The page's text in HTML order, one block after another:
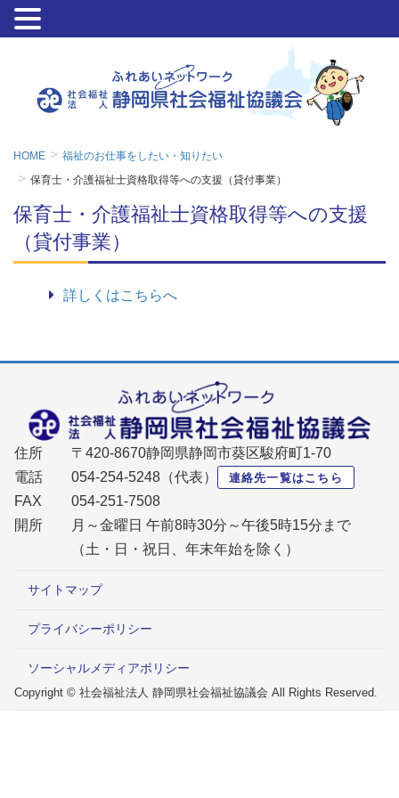
HOME
福祉のお仕事をしたい・知りたい
保育士・介護福祉士資格取得等への支援（貸付事業）
保育士・介護福祉士資格取得等への支援
（貸付事業）
詳しくはこちらへ
住所
〒420-8670静岡県静岡市葵区駿府町1-70
電話
054-254-5248（代表） 連絡先一覧はこちら
FAX
054-251-7508
開所
月～金曜日 午前8時30分～午後5時15分まで
（土・日・祝日、年末年始を除く）
サイトマップ
プライバシーポリシー
ソーシャルメディアポリシー
Copyright © 社会福祉法人 静岡県社会福祉協議会 All Rights Reserved.